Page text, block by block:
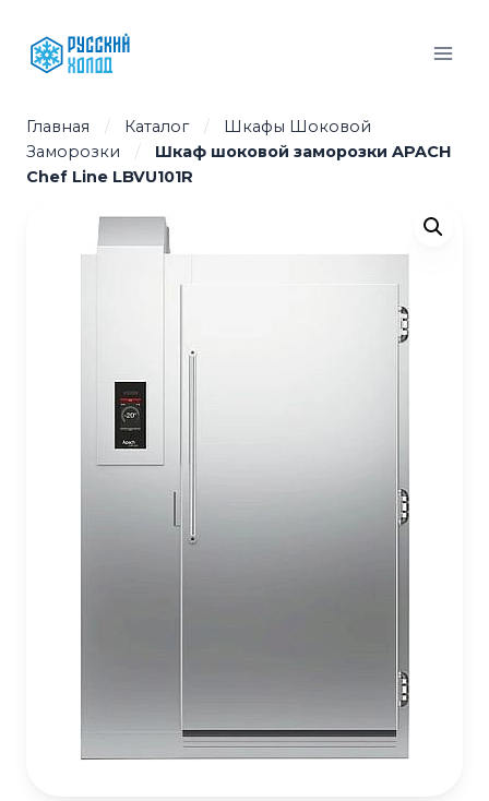
содержимому
Главная / Каталог /
Шкафы Шоковой
Заморозки
/
Шкаф шоковой заморозки APACH
Chef Line LBVU101R